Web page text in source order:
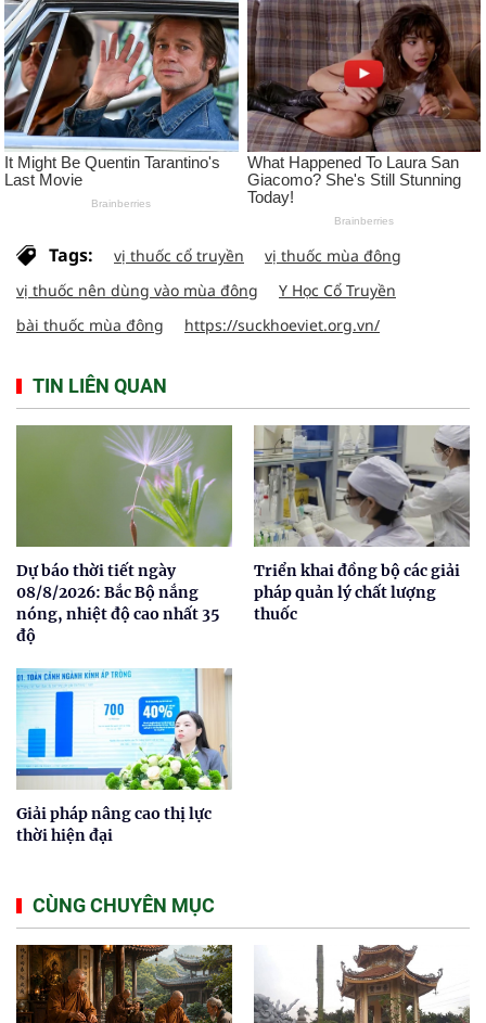
Tags: vị thuốc cổ truyền
vị thuốc mùa đông
vị thuốc nên dùng vào mùa đông
Y Học Cổ Truyền
bài thuốc mùa đông
https://suckhoeviet.org.vn/
TIN LIÊN QUAN
Dự báo thời tiết ngày
08/8/2026: Bắc Bộ nắng
nóng, nhiệt độ cao nhất 35
độ
Triển khai đồng bộ các giải
pháp quản lý chất lượng
thuốc
Giải pháp nâng cao thị lực
thời hiện đại
CÙNG CHUYÊN MỤC